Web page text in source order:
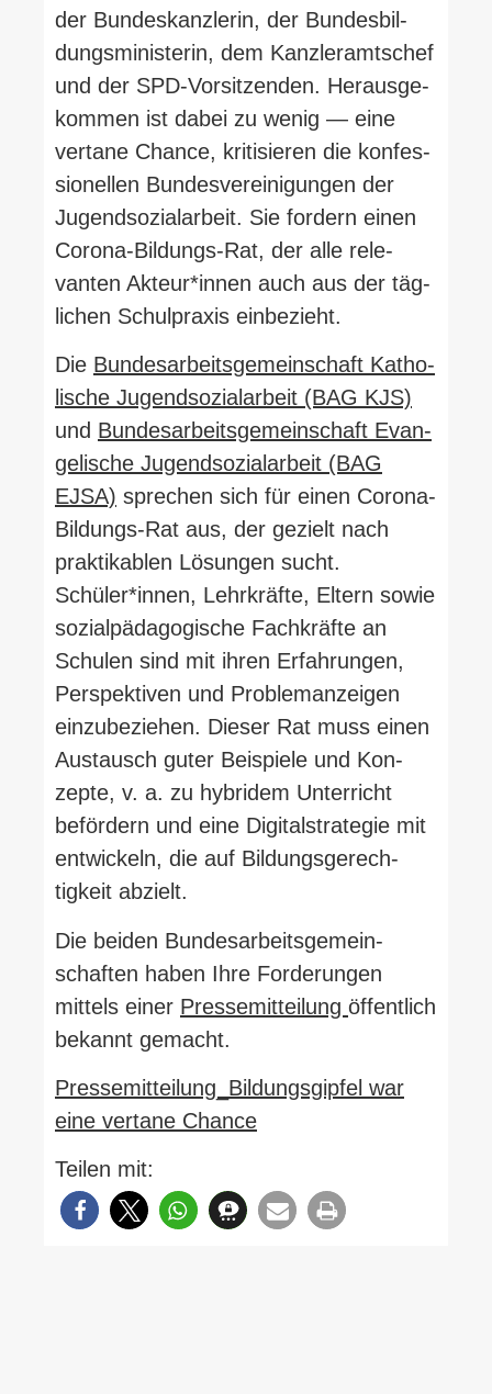
der Bun­des­kanz­lerin, der Bun­des­bil­
dungs­mi­nis­terin, dem Kanz­ler­amtschef
und der SPD-​Vorsitzenden. Her­aus­ge­
kommen ist dabei zu wenig — eine
vertane Chance, kri­ti­sieren die kon­fes­
sio­nellen Bun­des­ver­ei­ni­gungen der
Jugend­so­zi­al­arbeit. Sie fordern einen
Corona-​Bildungs-​Rat, der alle rele­
vanten Akteur*innen auch aus der täg­
lichen Schul­praxis einbezieht.
Die Bun­des­ar­beits­ge­mein­schaft Katho­
lische Jugend­so­zi­al­arbeit (BAG KJS)
und Bun­des­ar­beits­ge­mein­schaft Evan­
ge­lische Jugend­so­zi­al­arbeit (BAG
EJSA) sprechen sich für einen Corona-​
Bildungs-​Rat aus, der gezielt nach
prak­ti­kablen Lösungen sucht.
Schüler*innen, Lehr­kräfte, Eltern sowie
sozi­al­päd­ago­gische Fach­kräfte an
Schulen sind mit ihren Erfah­rungen,
Per­spek­tiven und Pro­blem­an­zeigen
ein­zu­be­ziehen. Dieser Rat muss einen
Aus­tausch guter Bei­spiele und Kon­
zepte, v. a. zu hybridem Unter­richt
befördern und eine Digi­tal­stra­tegie mit
ent­wi­ckeln, die auf Bil­dungs­ge­rech­
tigkeit abzielt.
Die beiden Bun­des­ar­beits­ge­mein­
schaften haben Ihre For­de­rungen
mittels einer Pres­se­mit­teilung öffentlich
bekannt gemacht.
Pressemitteilung_​Bildungsgipfel war
eine vertane Chance
Teilen mit: